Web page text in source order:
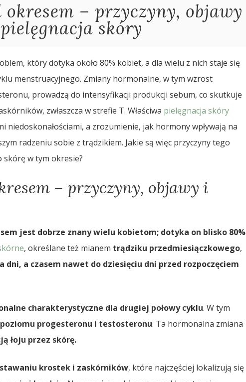
– przyczyny, objawy
skóry
który dotyka około 80% kobiet, a dla wielu z nich staje się
menstruacyjnego. Zmiany hormonalne, w tym wzrost
prowadzą do intensyfikacji produkcji sebum, co skutkuje
zwłaszcza w strefie T. Właściwa pielęgnacja skóry
niedoskonałościami, a zrozumienie, jak hormony wpływają na
radzeniu sobie z trądzikiem. Jakie są więc przyczyny tego
skórę w tym okresie?
– przyczyny, objawy i
jest dobrze znany wielu kobietom; dotyka on blisko 80%
, określane też mianem trądziku przedmiesiączkowego,
dni, a czasem nawet do dziesięciu dni przed rozpoczęciem
charakterystyczne dla drugiej połowy cyklu. W tym
progesteronu i testosteronu. Ta hormonalna zmiana
łoju przez skórę.
krostek i zaskórników, które najczęściej lokalizują się